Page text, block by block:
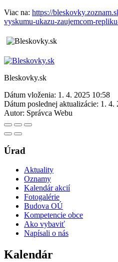
Viac na: https://
vyskumu-ukazu-zaujemcom-
Bleskovky.sk
Dátum vloženia: 1. 4. 2025 10:58
Dátum poslednej aktualizácie: 1. 4.
Autor: Správca Webu
Úrad
Aktuality
Oznamy
Kalendár akcií
Fotogalérie
Budova OÚ
Kompetencie obce
Ako vybaviť
Napísali o nás
Kalendár